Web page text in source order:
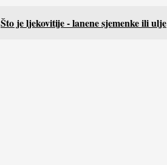
Što je ljekovitije - lanene sjemenke ili ulje